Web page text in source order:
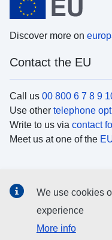
Discover more on
Contact the EU
Call us 00 800 6 7 8 9
Use other telephone
Write to us via contact
Meet us at one of the
Search for EUsocial
We use cookies
experience
More info